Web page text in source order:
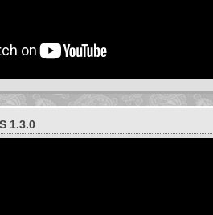
MINH HOẠ
MINH HOẠ.
trang văn bản:
1.3.0